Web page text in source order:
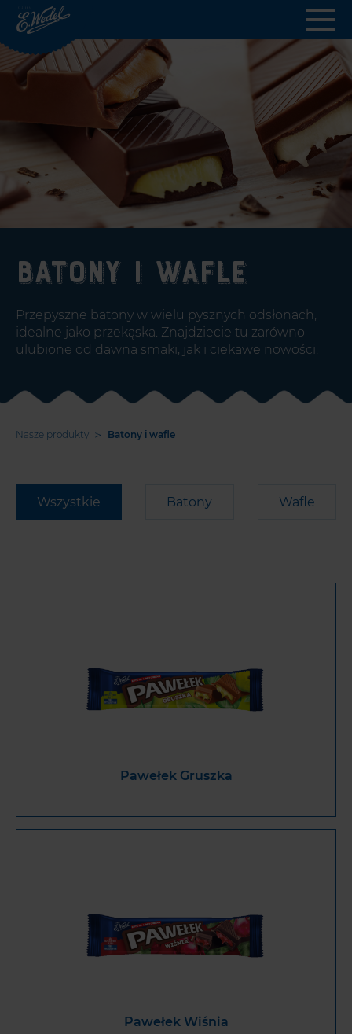
Wedel.pl
strona
główna
Batony i wafle
Przepyszne batony w wielu pysznych odsłonach,
idealne jako przekąska. Znajdziecie tu zarówno
ulubione od dawna smaki, jak i ciekawe nowości.
Nasze produkty > Batony i wafle
Wszystkie Batony Wafle
Pawełek Gruszka
Pawełek Wiśnia